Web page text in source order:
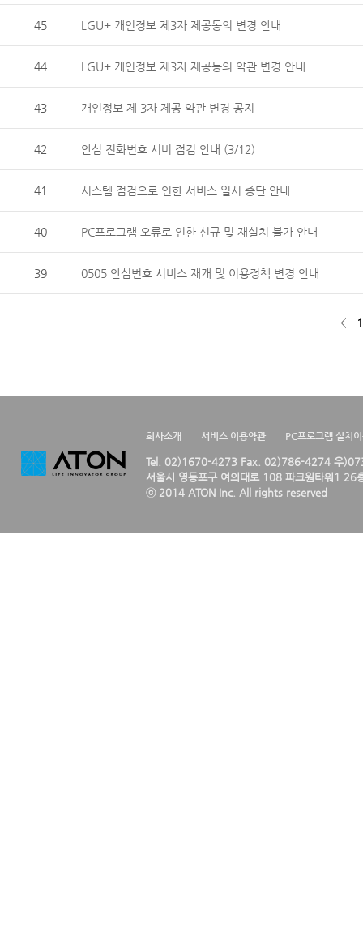
45 LGU+ 개인정보 제3자 제공동의 변경 안내
44 LGU+ 개인정보 제3자 제공동의 약관 변경 안내
43 개인정보 제 3자 제공 약관 변경 공지
42 안심 전화번호 서버 점검 안내 (3/12)
41 시스템 점검으로 인한 서비스 일시 중단 안내
40 PC프로그램 오류로 인한 신규 및 재설치 불가 안내
39 0505 안심번호 서비스 재개 및 이용정책 변경 안내
< 1
회사소개 서비스 이용약관 PC프로그램 설치
Tel. 02)1670-4273 Fax. 02)786-4274 우
서울시 영등포구 여의대로 108 파크원타워1 26
ⓒ 2014 ATON Inc. All rights reserved